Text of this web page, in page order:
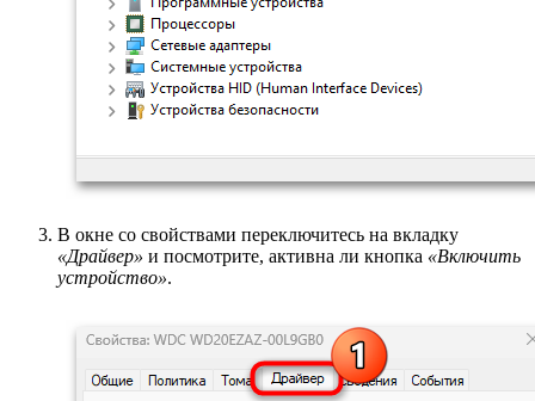
В окне со свойствами переключитесь на вкладку
«Драйвер» и посмотрите, активна ли кнопка «Включить
устройство».